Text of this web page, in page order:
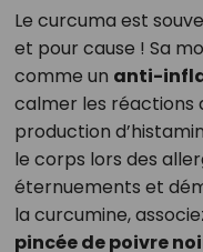
Le curcuma est
et pour cause ! Sa
comme un anti-
calmer les réactions
production
le corps lors des
éternuements et
la curcumine,
pincée de poivre